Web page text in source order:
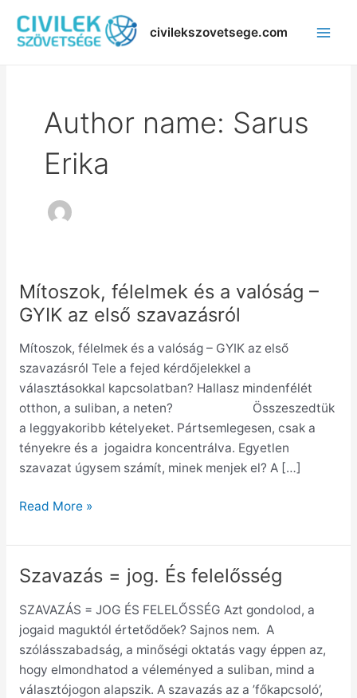
content
civilekszovetsege.com
Author name: Sarus
Erika
Mítoszok, félelmek és a valóság –
GYIK az első szavazásról
Mítoszok, félelmek és a valóság – GYIK az első
szavazásról Tele a fejed kérdőjelekkel a
választásokkal kapcsolatban? Hallasz mindenfélét
otthon, a suliban, a neten? Összeszedtük
a leggyakoribb kételyeket. Pártsemlegesen, csak a
tényekre és a jogaidra koncentrálva. Egyetlen
szavazat úgysem számít, minek menjek el? A […]
Mítoszok,
félelmek
a
valóság
–
GYIK
az
első
szavazásról
Read More »
Szavazás = jog. És felelősség
SZAVAZÁS = JOG ÉS FELELŐSSÉG Azt gondolod, a
jogaid maguktól értetődőek? Sajnos nem. A
szólásszabadság, a minőségi oktatás vagy éppen az,
hogy elmondhatod a véleményed a suliban, mind a
választójogon alapszik. A szavazás az a ’főkapcsoló’,
Szavazás
jog.
És
felelősség
pagination